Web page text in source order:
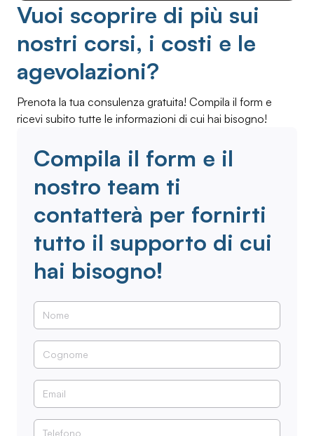
Vuoi scoprire di più sui
nostri corsi, i costi e le
agevolazioni?
Prenota la tua consulenza gratuita! Compila il form e
ricevi subito tutte le informazioni di cui hai bisogno!
Compila il form e il
nostro team ti
contatterà per fornirti
tutto il supporto di cui
hai bisogno!